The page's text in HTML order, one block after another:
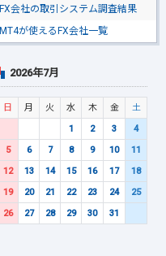
FX会社の取引システム調査結果
MT4が使えるFX会社一覧
2026年7月
日 月 火 水 木 金
土
1
2 3
4
5
6 7 8 9 10
11
12
13 14 15 16 17
18
19
20 21 22 23 24
25
26
27 28 29 30 31